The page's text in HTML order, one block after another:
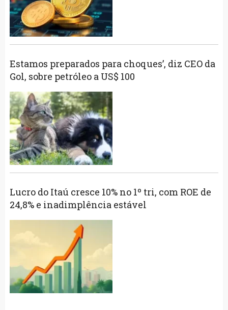
Estamos preparados para choques’, diz CEO da
Gol, sobre petróleo a US$ 100
Lucro do Itaú cresce 10% no 1º tri, com ROE de
24,8% e inadimplência estável